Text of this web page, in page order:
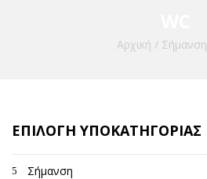
Αρχική / Σήμανση
ΕΠΙΛΟΓΉ ΥΠΟΚΑΤΗΓΟΡΊΑΣ
Σήμανση